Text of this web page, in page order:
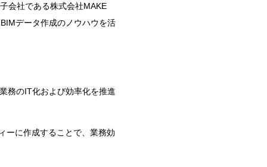
会社である株式会社MAKE
BIMデータ作成のノウハウを活
務のIT化および効率化を推進
ーに作成することで、業務効